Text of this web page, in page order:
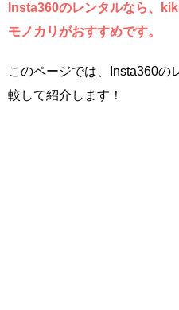
Insta360のレンタルなら、
モノカリがおすすめです。
このページでは、Insta360の
較して紹介します！